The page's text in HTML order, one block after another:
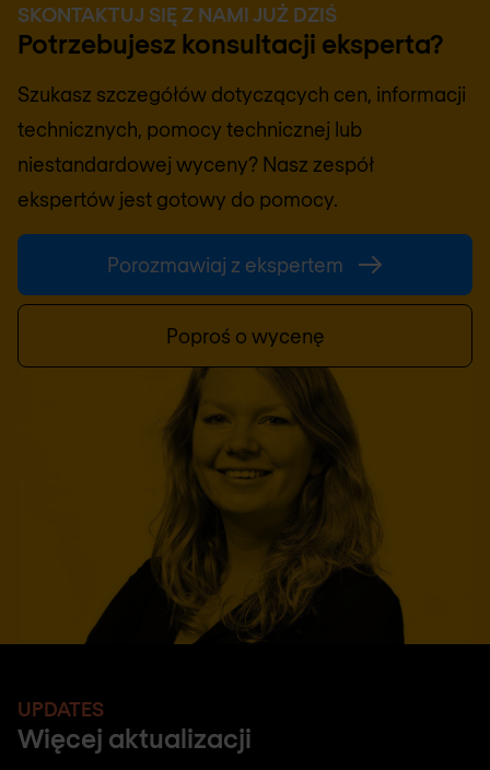
SKONTAKTUJ SIĘ Z NAMI JUŻ DZIŚ
Potrzebujesz konsultacji eksperta?
Szukasz szczegółów dotyczących cen, informacji
technicznych, pomocy technicznej lub
niestandardowej wyceny? Nasz zespół
ekspertów jest gotowy do pomocy.
Porozmawiaj z ekspertem
Poproś o wycenę
UPDATES
Więcej aktualizacji